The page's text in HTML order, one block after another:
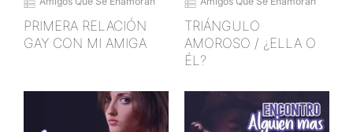
PRIMERA RELACIÓN
GAY CON MI AMIGA
TRIÁNGULO
AMOROSO / ¿ELLA O
ÉL?